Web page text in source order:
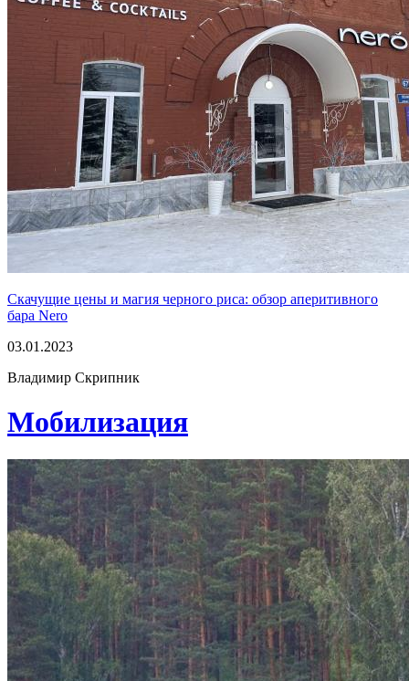
Скачущие цены и магия черного риса: обзор аперитивного
бара Nero
03.01.2023
Владимир Скрипник
Мобилизация